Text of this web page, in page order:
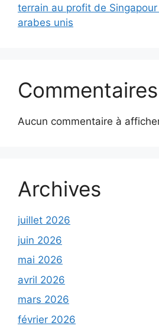
terrain au profit de
arabes unis
Aucun commentaire à
Archives
juillet 2026
juin 2026
mai 2026
avril 2026
mars 2026
février 2026